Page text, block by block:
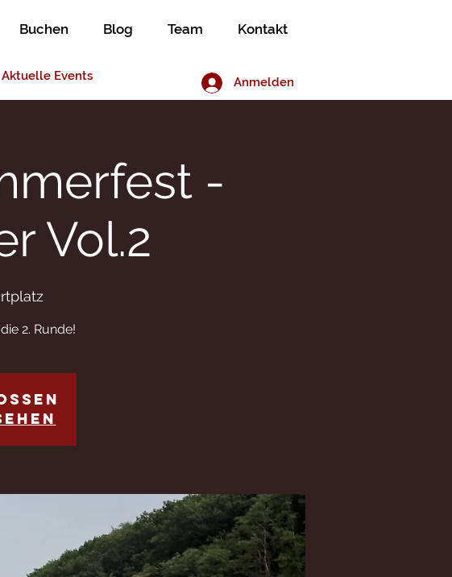
Buchen Blog Team Kontakt
Aktuelle Events Anmelden
-
Vol.2
2. Runde!